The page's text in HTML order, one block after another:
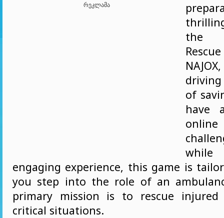
ᲠᲔᲙᲚᲐᲛᲐ
the
of
have
while
engaging experience, this game is
you step into the role of an
primary mission is to rescue injured
critical situations.